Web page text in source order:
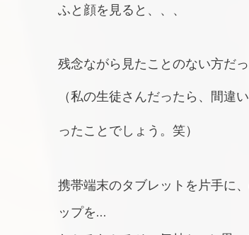
ふと顔を見ると、、、
残念ながら見たことのない方だ
（私の生徒さんだったら、間違
ったことでしょう。笑）
携帯端末のタブレットを片手に
ップを…